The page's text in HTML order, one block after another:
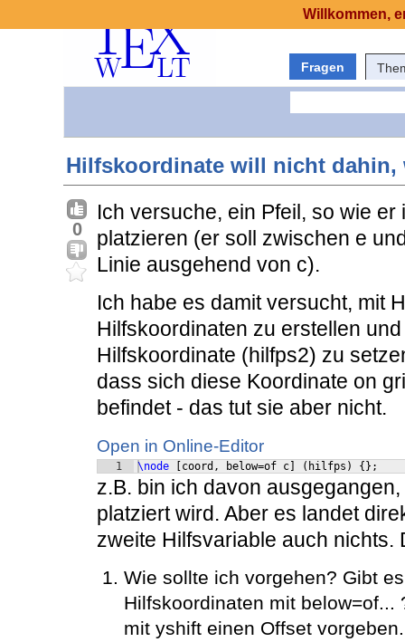
Fragen
Hilfskoordinate will nicht
0
Ich versuche, ein Pfeil, so wie
platzieren (er soll zwischen e
Linie ausgehend von c).
Ich habe es damit versucht, mit
Hilfskoordinaten zu erstellen
Hilfskoordinate (hilfps2) zu
dass sich diese Koordinate on
befindet - das tut sie aber nicht.
Open in Online-Editor
1 \node coord, below=of c ( hilfps ) { } ;
z.B. bin ich davon
platziert wird. Aber es landet
zweite Hilfsvariable auch nichts.
Wie sollte ich vorgehen? Gibt
Hilfskoordinaten mit
mit yshift einen Offset
Willkommen,